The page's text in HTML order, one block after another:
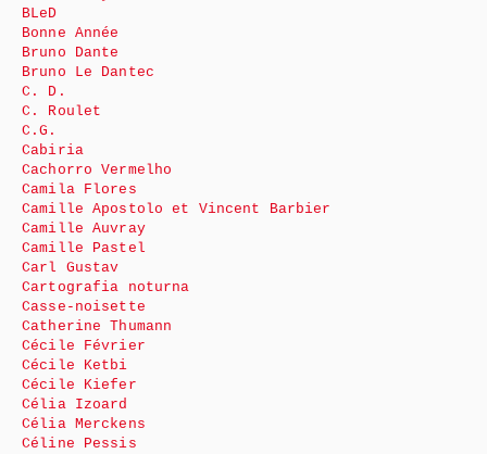
BLeD
Bonne Année
Bruno Dante
Bruno Le Dantec
C. D.
C. Roulet
C.G.
Cabiria
Cachorro Vermelho
Camila Flores
Camille Apostolo et Vincent Barbier
Camille Auvray
Camille Pastel
Carl Gustav
Cartografia noturna
Casse-noisette
Catherine Thumann
Cécile Février
Cécile Ketbi
Cécile Kiefer
Célia Izoard
Célia Merckens
Céline Pessis